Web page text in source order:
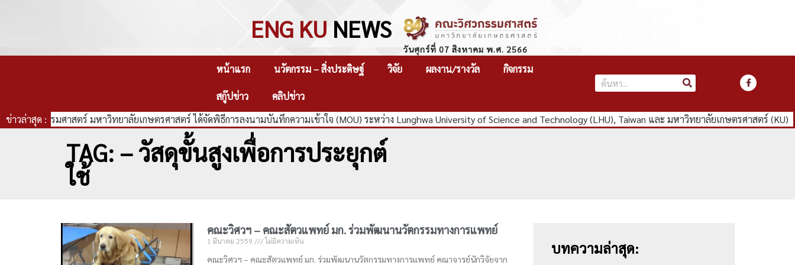
ENG KU NEWS
วันศุกร์ที่ 07 สิงหาคม พ.ศ. 2566
หน้าแรก นวัตกรรม – สิ่งประดิษฐ์ วิจัย ผลงาน/รางวัล กิจกรรม
สกู๊ปข่าว
คลิปข่าว
ข่าวล่าสุด :
คณะวิศวกรรมศาสตร์ มหาวิทยาลัยเกษตรศาสตร์ ได้จัดพิธีการลงนามบันทึกความเข้าใจ (MOU) ระหว่าง Lunghwa University of Science and Technology (LHU), Taiwan และ มหาวิทยาลัยเกษตรศาสตร์ (KU)
TAG: – วัสดุขั้นสูงเพื่อการประยุกต์
ใช้
คณะวิศวฯ – คณะสัตวแพทย์ มก. ร่วมพัฒนานวัตกรรมทางการแพทย์
1 มีนาคม 2559 ไม่มีความเห็น
คณะวิศวฯ – คณะสัตวแพทย์ มก. ร่วมพัฒนานวัตกรรมทางการแพทย์ คณาจารย์นักวิจัยจาก
บทความล่าสุด: